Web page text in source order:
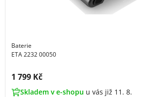
Baterie
ETA 2232 00050
Cena s DPH:
1 799 Kč
Skladem v e-shopu u vás již 11. 8.